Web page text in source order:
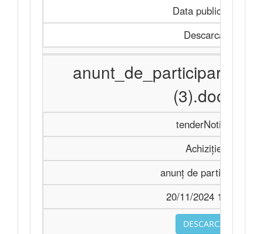
Data publicării
Descarcă
(3).docx
tenderNotice
Achiziție
anunț de participare
20/11/2024 14:33
DESCARCA